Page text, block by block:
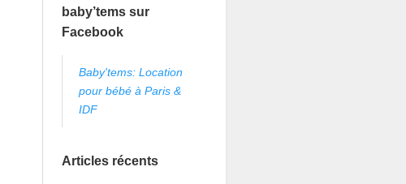
baby’tems sur
Facebook
Baby'tems: Location
pour bébé à Paris &
IDF
Articles récents